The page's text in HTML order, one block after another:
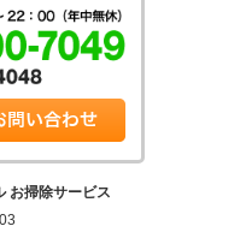
お掃除サービス